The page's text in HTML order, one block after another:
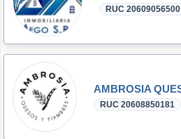
RUC 20609056500
RUC 20608850181